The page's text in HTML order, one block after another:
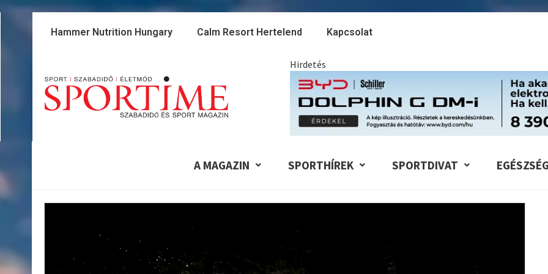
Skip
Hammer Nutrition Hungary Calm Resort Hertelend Kapcsolat
Hirdetés
A MAGAZIN SPORTHÍREK SPORTDIVAT EGÉSZSÉG